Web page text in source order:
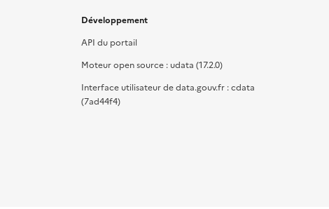
Développement
API du portail
Moteur open source : udata (17.2.0)
Interface utilisateur de data.gouv.fr : cdata
(7ad44f4)